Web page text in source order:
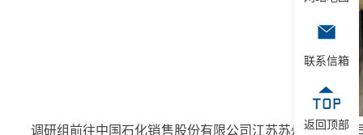
调研组前往中国石化销售股份有限公司江苏苏州石油分
联系信箱
返回顶部